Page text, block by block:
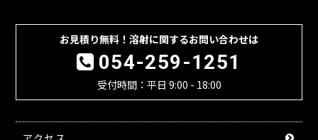
お見積り無料！溶射に関するお問い合わせは
054-259-1251
受付時間：平日 9:00 - 18:00